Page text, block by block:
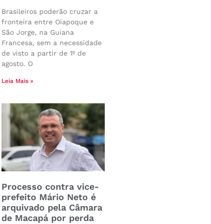
Brasileiros poderão cruzar a
fronteira entre Oiapoque e
São Jorge, na Guiana
Francesa, sem a necessidade
de visto a partir de 1º de
agosto. O
Leia Mais »
Processo contra vice-
prefeito Mário Neto é
arquivado pela Câmara
de Macapá por perda